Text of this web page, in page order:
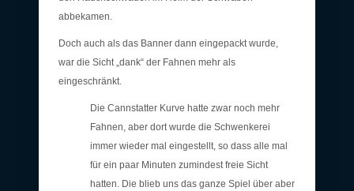
abbekamen.
Doch auch als das Banner dann eingepackt wurde,
war die Sicht „dank“ der Fahnen mehr als
eingeschränkt.
Die Cannstatter Kurve hatte zwar noch mehr
Fahnen, aber dort wurde die Schwenkerei
immer wieder mal eingestellt, so dass alle mal
für ein paar Minuten zumindest freie Sicht
hatten. Die blieb uns das ganze Spiel über aber